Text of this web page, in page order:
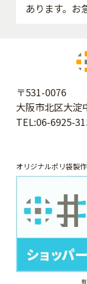
あります。お
〒531-0076
大阪市北区大淀
TEL:06-6925-
オリジナルポリ袋製